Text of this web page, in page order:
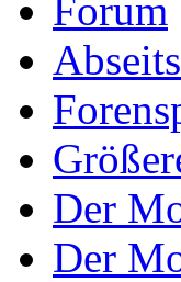
Forum
Der
Der